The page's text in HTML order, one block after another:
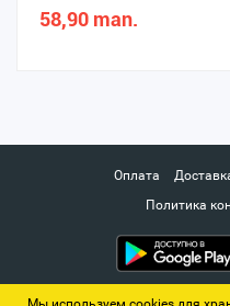
58,90 man.
Оплата
Политика